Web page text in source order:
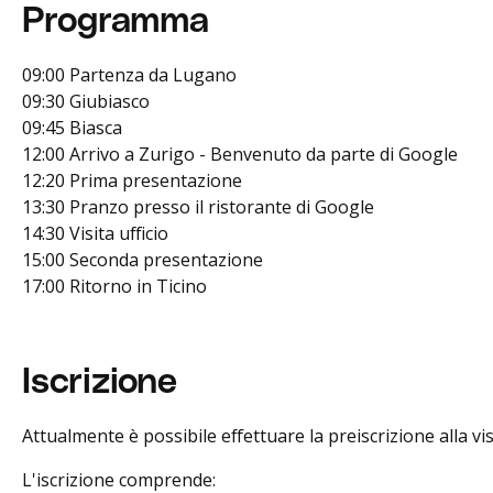
Programma
09:00 Partenza da Lugano
09:30 Giubiasco
09:45 Biasca
12:00 Arrivo a Zurigo - Benvenuto da parte di Google
12:20 Prima presentazione
13:30 Pranzo presso il ristorante di Google
14:30 Visita ufficio
15:00 Seconda presentazione
17:00 Ritorno in Ticino
Iscrizione
Attualmente è possibile effettuare la preiscrizione alla
L'iscrizione comprende: